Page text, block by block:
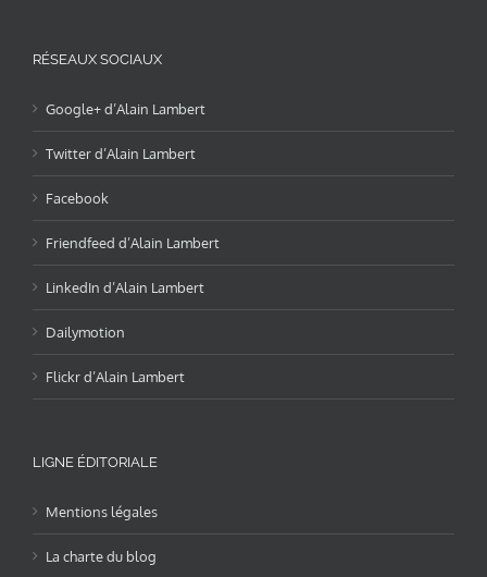
RÉSEAUX SOCIAUX
Google+ d’Alain Lambert
Twitter d’Alain Lambert
Facebook
Friendfeed d’Alain Lambert
LinkedIn d’Alain Lambert
Dailymotion
Flickr d’Alain Lambert
LIGNE ÉDITORIALE
Mentions légales
La charte du blog